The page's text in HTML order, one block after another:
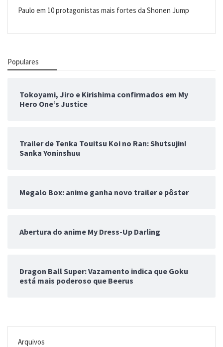
Paulo em 10 protagonistas mais fortes da Shonen Jump
Populares
Tokoyami, Jiro e Kirishima confirmados em My
Hero One’s Justice
Trailer de Tenka Touitsu Koi no Ran: Shutsujin!
Sanka Yoninshuu
Megalo Box: anime ganha novo trailer e pôster
Abertura do anime My Dress-Up Darling
Dragon Ball Super: Vazamento indica que Goku
está mais poderoso que Beerus
Arquivos